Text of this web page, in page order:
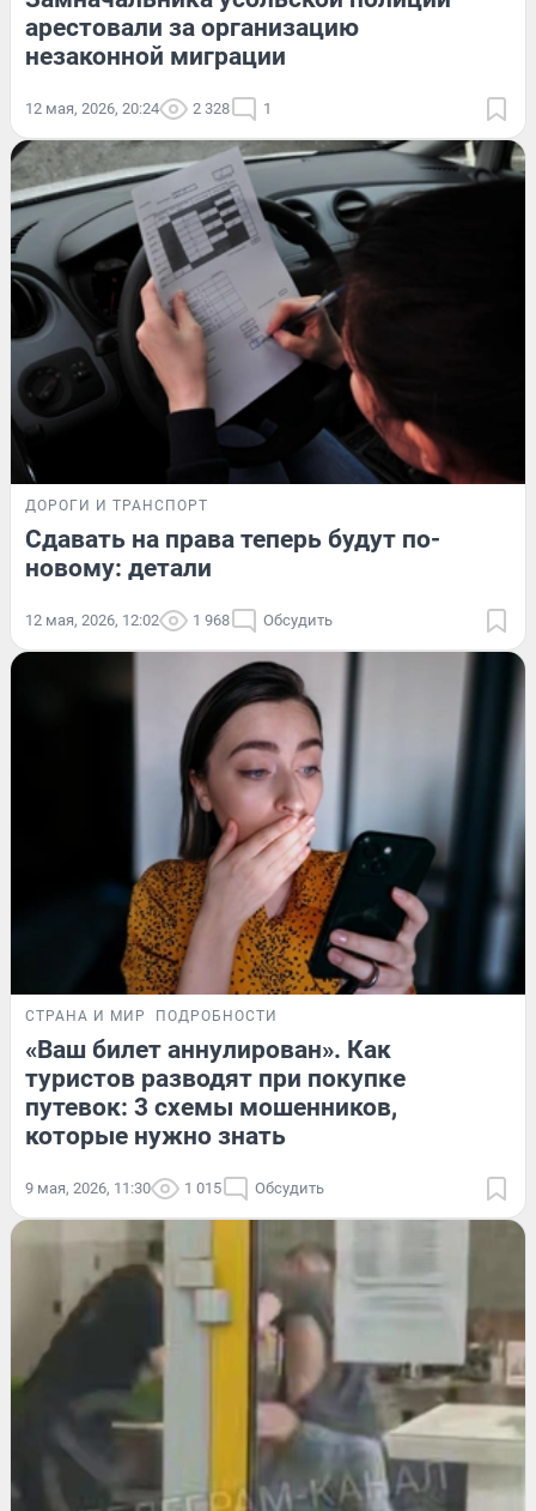
арестовали за организацию
незаконной миграции
12 мая, 2026, 20:24 2 328 1
ДОРОГИ И ТРАНСПОРТ
Сдавать на права теперь будут по-
новому: детали
12 мая, 2026, 12:02 1 968 Обсудить
СТРАНА И МИР ПОДРОБНОСТИ
«Ваш билет аннулирован». Как
туристов разводят при покупке
путевок: 3 схемы мошенников,
которые нужно знать
9 мая, 2026, 11:30 1 015 Обсудить